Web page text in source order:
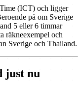
(ICT) och ligger
på om Sverige
5 eller 6 timmar
räkneexempel och
Sverige och Thailand.
just nu